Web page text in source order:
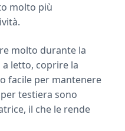
molto più
molto durante la
a letto, coprire la
facile per mantenere
testiera sono
il che le rende